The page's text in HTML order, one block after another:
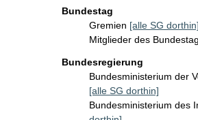
Bundestag
Gremien [alle SG dorthin]
Mitglieder des
Bundesregierung
Bundesministerium der
[alle SG dorthin]
Bundesministerium des